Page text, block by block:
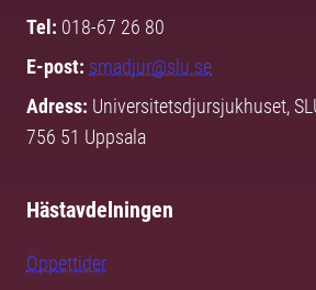
Tel: 018-67 26 80
E-post: smadjur@slu.se
Adress: Universitetsdjursjukhuset,
756 51 Uppsala
Hästavdelningen
Öppettider